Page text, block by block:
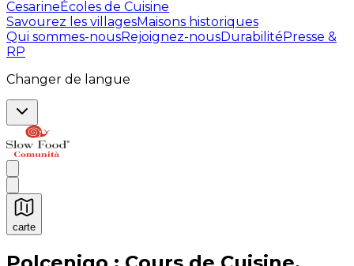
CesarineÈcoles de Cuisine
Savourez les villagesMaisons historiques
Qui sommes-nousRejoignez-nousDurabilitéPresse &
RP
Changer de langue
carte
Expériences culinaires inoubliables : Expériences